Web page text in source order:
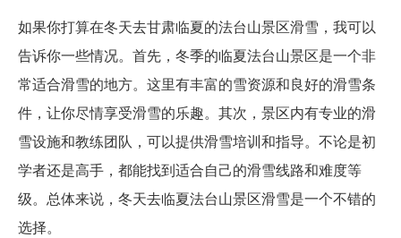
如果你打算在冬天去甘肃临夏的法台山景区滑雪，我可以
告诉你一些情况。首先，冬季的临夏法台山景区是一个非
常适合滑雪的地方。这里有丰富的雪资源和良好的滑雪条
件，让你尽情享受滑雪的乐趣。其次，景区内有专业的滑
雪设施和教练团队，可以提供滑雪培训和指导。不论是初
学者还是高手，都能找到适合自己的滑雪线路和难度等
级。总体来说，冬天去临夏法台山景区滑雪是一个不错的
选择。